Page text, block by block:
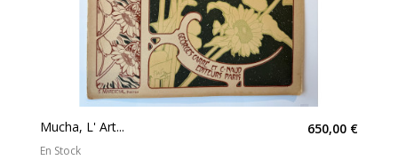
Mucha, L' Art... 650,00 €
En Stock